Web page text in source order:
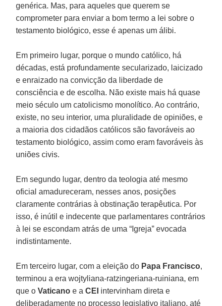
genérica. Mas, para aqueles que querem se
comprometer para enviar a bom termo a lei sobre o
testamento biológico, esse é apenas um álibi.
Em primeiro lugar, porque o mundo católico, há
décadas, está profundamente secularizado, laicizado
e enraizado na convicção da liberdade de
consciência e de escolha. Não existe mais há quase
meio século um catolicismo monolítico. Ao contrário,
existe, no seu interior, uma pluralidade de opiniões, e
a maioria dos cidadãos católicos são favoráveis ao
testamento biológico, assim como eram favoráveis às
uniões civis.
Em segundo lugar, dentro da teologia até mesmo
oficial amadureceram, nesses anos, posições
claramente contrárias à obstinação terapêutica. Por
isso, é inútil e indecente que parlamentares contrários
à lei se escondam atrás de uma “Igreja” evocada
indistintamente.
Em terceiro lugar, com a eleição do Papa Francisco,
terminou a era wojtyliana-ratzingeriana-ruiniana, em
que oVaticano e aCEI intervinham direta e
deliberadamente no processo legislativo italiano, até